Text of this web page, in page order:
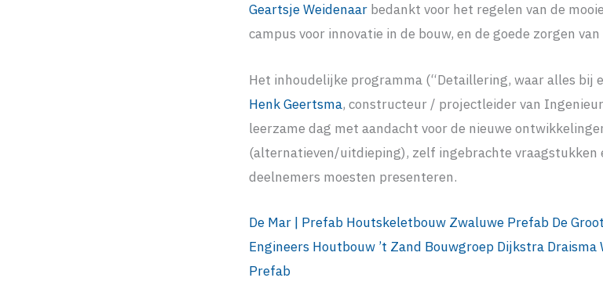
Geartsje Weidenaar bedankt voor het regelen van de
campus voor innovatie in de bouw, en de goede zorgen van
Het inhoudelijke programma (“Detaillering, waar alles bij
Henk Geertsma, constructeur / projectleider van
leerzame dag met aandacht voor de nieuwe
(alternatieven/uitdieping), zelf ingebrachte vraagstukken
deelnemers moesten presenteren.
De Mar | Prefab Houtskeletbouw Zwaluwe Prefab De
Engineers Houtbouw ’t Zand Bouwgroep Dijkstra Draisma
Prefab